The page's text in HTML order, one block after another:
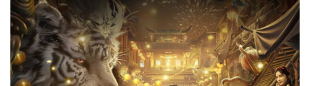
Новости
Подборки
Рецензии